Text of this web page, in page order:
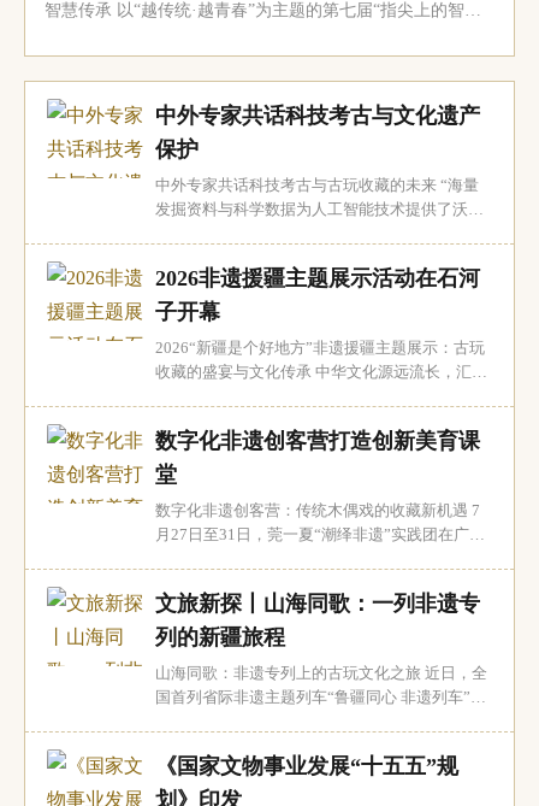
智慧传承 以“越传统·越青春”为主题的第七届“指尖上的智慧”
结晶，珠算文化在古玩收藏领域一...
中外专家共话科技考古与文化遗产
保护
中外专家共话科技考古与古玩收藏的未来 “海量
发掘资料与科学数据为人工智能技术提供了沃
科技考古与文化遗产保护国际学术研讨会上，中
国科学院大学人文学院教授王昌燧的发言引发了
学院...
2026非遗援疆主题展示活动在石河
子开幕
2026“新疆是个好地方”非遗援疆主题展示：古玩
收藏的盛宴与文化传承 中华文化源远流长，汇聚
方”非遗援疆主题展示活动在新疆生产建设兵团石
河子市拉开帷幕。此次活动以“文化润疆 非遗添
数字化非遗创客营打造创新美育课
堂
数字化非遗创客营：传统木偶戏的收藏新机遇 7
月27日至31日，莞一夏“潮绎非遗”实践团在广东
级非遗代表性项目——木偶戏（大朗杖头木偶
戏）为核心，通过“传统非遗筑基、数字科创赋
印技...
文旅新探丨山海同歌：一列非遗专
列的新疆旅程
山海同歌：非遗专列上的古玩文化之旅 近日，全
国首列省际非遗主题列车“鲁疆同心 非遗列车”圆
玩收藏盛宴，展示了山东与新疆两地丰富的非物
质文化遗产。 非遗专列：流动的文化宝库 7月14
《国家文物事业发展“十五五”规
划》印发